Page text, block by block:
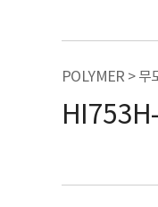
POLYMER >